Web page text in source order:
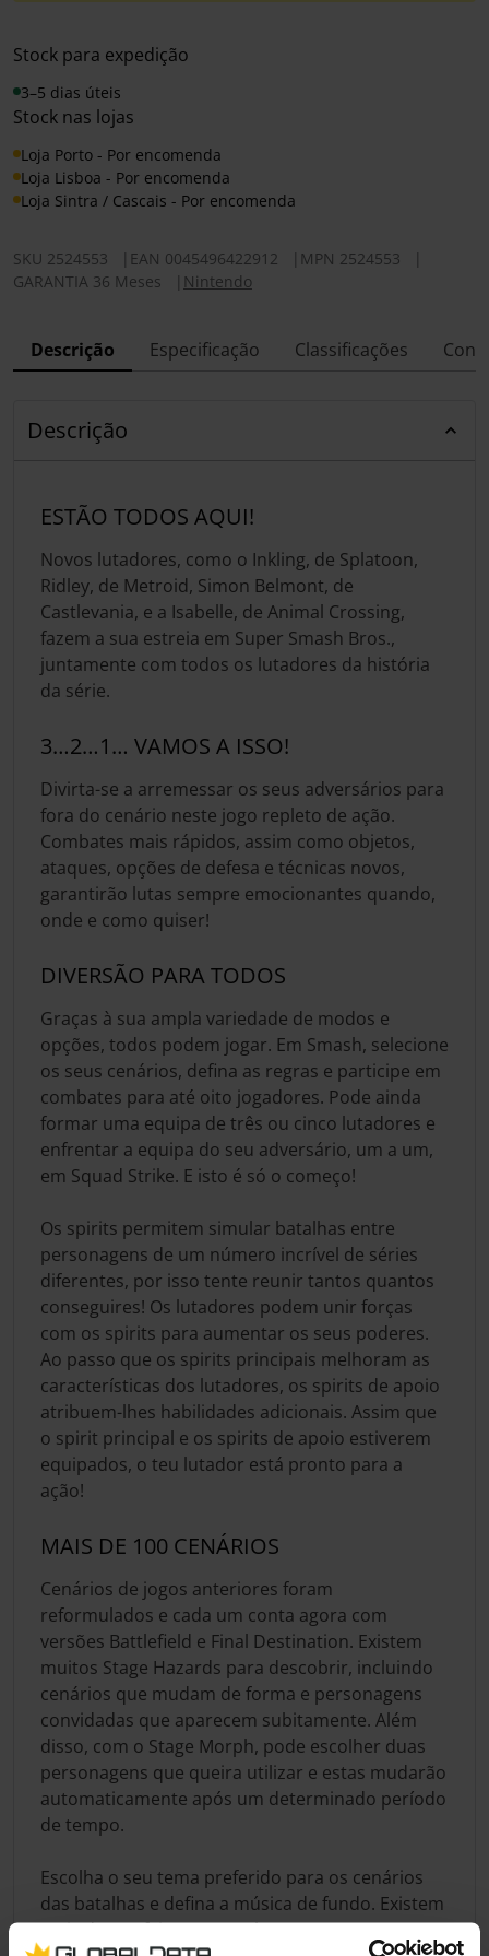
Stock para expedição
3–5 dias úteis
Stock nas lojas
Loja Porto - Por encomenda
Loja Lisboa - Por encomenda
Loja Sintra / Cascais - Por encomenda
SKU 2524553 EAN 0045496422912 MPN 2524553
GARANTIA 36 Meses
Nintendo
Descrição Especificação Classificações
Descrição
ESTÃO TODOS AQUI!
Novos lutadores, como o Inkling, de Splatoon,
Ridley, de Metroid, Simon Belmont, de
Castlevania, e a Isabelle, de Animal Crossing,
fazem a sua estreia em Super Smash Bros.,
juntamente com todos os lutadores da história
da série.
3…2…1… VAMOS A ISSO!
Divirta-se a arremessar os seus adversários para
fora do cenário neste jogo repleto de ação.
Combates mais rápidos, assim como objetos,
ataques, opções de defesa e técnicas novos,
garantirão lutas sempre emocionantes quando,
onde e como quiser!
DIVERSÃO PARA TODOS
Graças à sua ampla variedade de modos e
opções, todos podem jogar. Em Smash, selecione
os seus cenários, defina as regras e participe em
combates para até oito jogadores. Pode ainda
formar uma equipa de três ou cinco lutadores e
enfrentar a equipa do seu adversário, um a um,
em Squad Strike. E isto é só o começo!
Os spirits permitem simular batalhas entre
personagens de um número incrível de séries
diferentes, por isso tente reunir tantos quantos
conseguires! Os lutadores podem unir forças
com os spirits para aumentar os seus poderes.
Ao passo que os spirits principais melhoram as
características dos lutadores, os spirits de apoio
atribuem-lhes habilidades adicionais. Assim que
o spirit principal e os spirits de apoio estiverem
equipados, o teu lutador está pronto para a
ação!
MAIS DE 100 CENÁRIOS
Cenários de jogos anteriores foram
reformulados e cada um conta agora com
versões Battlefield e Final Destination. Existem
muitos Stage Hazards para descobrir, incluindo
cenários que mudam de forma e personagens
convidadas que aparecem subitamente. Além
disso, com o Stage Morph, pode escolher duas
personagens que queira utilizar e estas mudarão
automaticamente após um determinado período
de tempo.
Escolha o seu tema preferido para os cenários
das batalhas e defina a música de fundo. Existem
mais de 800 faixas no total!